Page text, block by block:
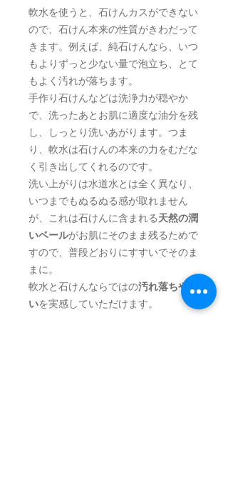
軟水を使うと、石けんカスができない
ので、石けん本来の性質がきわだって
きます。例えば、純石けんなら、いつ
もよりずっと少ない量で泡立ち、とて
もよく汚れが落ちます。
手作り石けんなどは洗浄力が穏やか
で、洗ったあとお肌に適度な油分を残
し、しっとり洗いあがります。つま
り、軟水は石けんの本来の力をむだな
く引き出してくれるのです。
洗い上がりは水道水とは全く異なり、
いつまでもぬるぬる感が取れません
が、これは石けんに含まれる天然の潤
いベールがお肌にそのまま残るためで
すので、普段どおりにすすいでそのま
まに。
軟水と石けんならではの汚れ落ちや潤
いを実感していただけます。